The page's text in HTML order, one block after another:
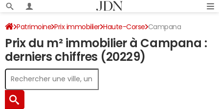
Patrimoine Prix immobilier Haute-Corse Campana
Prix du m² immobilier à Campana :
derniers chiffres (20229)